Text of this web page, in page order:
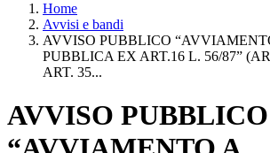
Home
Avvisi e bandi
AVVISO PUBBLICO
PUBBLICA EX ART.16 L. 56/87”
ART. 35...
AVVISO PUBBLICO